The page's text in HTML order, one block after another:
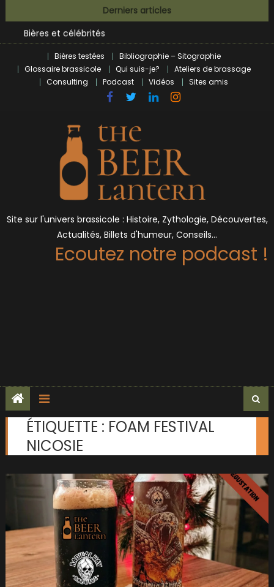
to
content
Derniers articles
BrewDog racheté par Tilray pour une bouchée de pain ?
Bières et célébrités
L’écosysteme brassicole en introspection
Zoumaï : pionnier de la révolution craft à Marseille
L’intelligence artificielle dans le milieu brassicole
BrewDog racheté par Tilray pour une bouchée de pain ?
Bières testées
Bibliographie – Sitographie
Glossaire brassicole
Qui suis-je?
Ateliers de brassage
Consulting
Podcast Vidéos Sites amis
Site sur l'univers brassicole : Histoire, Zythologie, Découvertes,
Actualités, Billets d'humeur, Conseils…
Ecoutez notre podcast !
ÉTIQUETTE : FOAM FESTIVAL
NICOSIE